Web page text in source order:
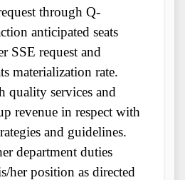
through Q-
anticipated seats
SSE request and
materialization rate.
quality services and
revenue in respect with
and guidelines.
department duties
her position as directed